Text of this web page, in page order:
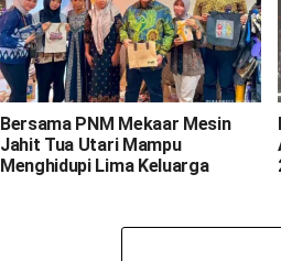
Bersama PNM Mekaar Mesin
Jahit Tua Utari Mampu
Menghidupi Lima Keluarga